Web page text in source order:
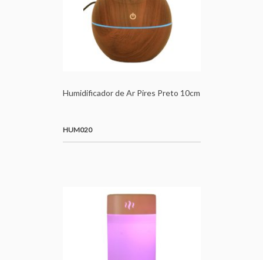
Humidificador de Ar Pires Preto 10cm
HUM020